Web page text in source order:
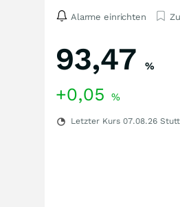
Alarme einrichten
93,47 %
+0,05 %
Letzter Kurs 07.08.26